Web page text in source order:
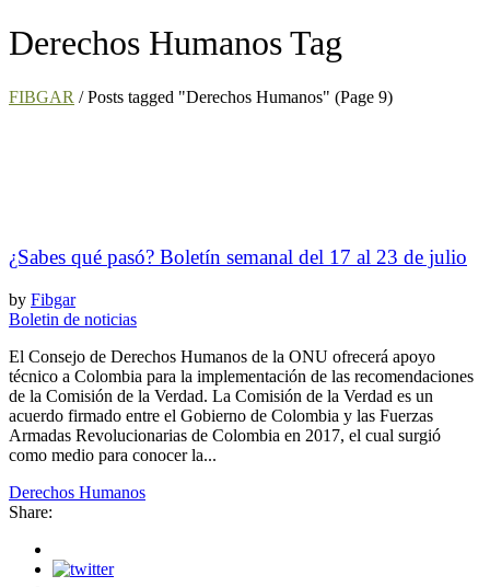
Derechos Humanos Tag
FIBGAR /Posts tagged "Derechos Humanos" (Page 9)
¿Sabes qué pasó? Boletín semanal del 17 al 23 de julio
by Fibgar
Boletin de noticias
El Consejo de Derechos Humanos de la ONU ofrecerá apoyo
técnico a Colombia para la implementación de las recomendaciones
de la Comisión de la Verdad. La Comisión de la Verdad es un
acuerdo firmado entre el Gobierno de Colombia y las Fuerzas
Armadas Revolucionarias de Colombia en 2017, el cual surgió
como medio para conocer la...
Derechos Humanos
Share: